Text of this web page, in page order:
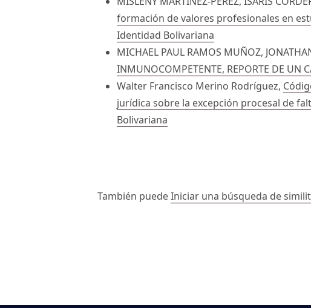
formación de valores profesionales en
Identidad Bolivariana
MICHAEL PAUL RAMOS MUÑOZ,
INMUNOCOMPETENTE, REPORTE DE UN
Walter Francisco Merino Rodríguez,
jurídica sobre la excepción procesal de
Bolivariana
También puedeIniciar una búsqueda de